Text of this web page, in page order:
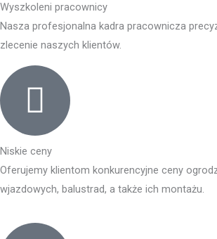
Wyszkoleni pracownicy
Nasza profesjonalna kadra pracownicza
zlecenie naszych klientów.
Niskie ceny
Oferujemy klientom konkurencyjne ceny
wjazdowych, balustrad, a także ich montażu.